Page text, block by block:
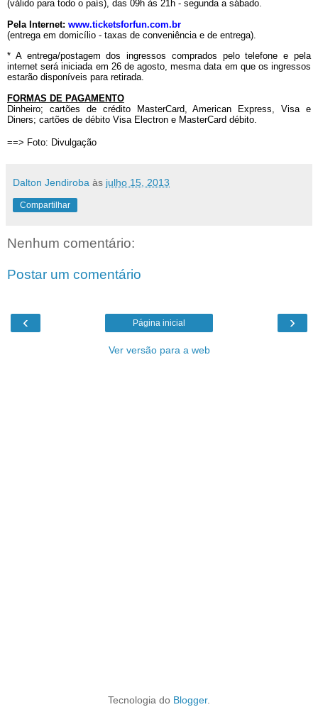
(válido para todo o país), das 09h às 21h - segunda a sábado.
Pela Internet: www.ticketsforfun.com.br
(entrega em domicílio - taxas de conveniência e de entrega).
* A entrega/postagem dos ingressos comprados pelo telefone e pela
internet será iniciada em 26 de agosto, mesma data em que os ingressos
estarão disponíveis para retirada.
FORMAS DE PAGAMENTO
Dinheiro; cartões de crédito MasterCard, American Express, Visa e
Diners; cartões de débito Visa Electron e MasterCard débito.
==> Foto: Divulgação
Dalton Jendiroba às julho 15, 2013
Compartilhar
Nenhum comentário:
Postar um comentário
‹ ›
Página inicial
Ver versão para a web
Tecnologia do Blogger.